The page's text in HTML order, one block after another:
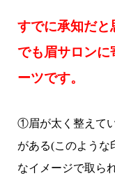
すでに承知だと
でも眉サロン
ーツです。
①眉が太く整えて
がある(このような
なイメージで取ら